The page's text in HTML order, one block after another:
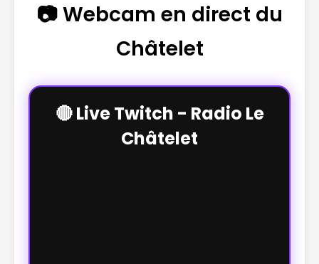
📷 Webcam en direct du
Châtelet
🔴 Live Twitch - Radio Le
Châtelet